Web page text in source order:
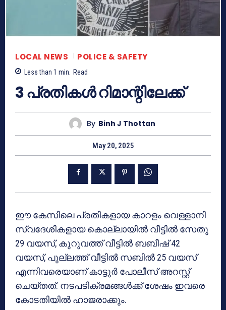
LOCAL NEWS POLICE & SAFETY
Less than 1 min. Read
3 പ്രതികൾ റിമാന്റിലേക്ക്
By Binh J Thottan
May 20, 2025
ഈ കേസിലെ പ്രതികളായ കാറളം വെള്ളാനി
സ്വദേശികളായ കൊല്ലായിൽ വീട്ടിൽ സേതു
29 വയസ്, കുറുവത്ത് വീട്ടിൽ ബബീഷ് 42
വയസ്, പുല്ലത്ത് വീട്ടിൽ സബിൽ 25 വയസ്
എന്നിവരെയാണ് കാട്ടൂർ പോലീസ് അറസ്റ്റ്
ചെയ്തത്. നടപടിക്രമങ്ങൾക്ക് ശേഷം ഇവരെ
കോടതിയിൽ ഹാജരാക്കും.